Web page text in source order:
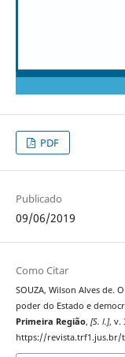
PDF
Publicado
09/06/2019
Como Citar
SOUZA, Wilson Alves de.
poder do Estado e
Primeira Região, [S. l.], v.
https://revista.trf1.jus.br/